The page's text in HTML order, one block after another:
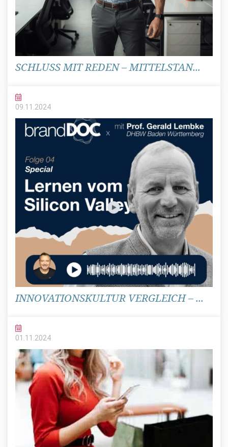
SCHLUSS MIT REDEN – MITTELSTAN...
09.11. 2024
INNOVATIONSKULTUR VERGLEICH – ...
01.11. 2024